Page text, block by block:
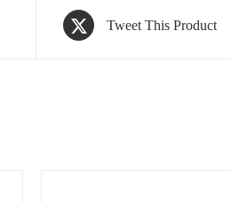
Tweet This Product